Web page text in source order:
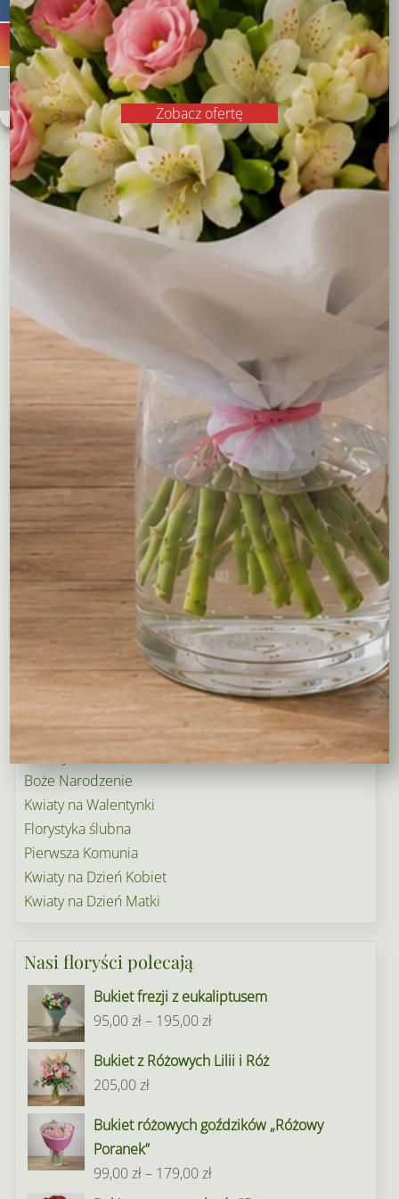
Odrzucam
Zobacz preferencje
Polityka plików cookiesPolityka prywatności
Wianek z kwiatów
mieszanych
137,00zł
Wybierz opcje
Wianek z kwiatów
kalanchoe
179,00 zł
Wybierz opcje
Kompozycje
Bukiety okolicznościowe
Kreatory bukietów
Flower boxy – kwiaty w pudełkach
Maskotki
Kosze kwiatowe
Balony
Tulipany
Kosze upominkowe
Wianki na wieczory panieńskie i nie tylko…
Wielkanoc
Wieńce i wiązanki pogrzebowe
Dekoracje na groby
Torty kwiatowe
Ogródek i balkon
Narodziny dziecka
Rośliny doniczkowe
Boże Narodzenie
Kwiaty na Walentynki
Florystyka ślubna
Pierwsza Komunia
Kwiaty na Dzień Kobiet
Kwiaty na Dzień Matki
Nasi floryści polecają
Bukiet frezji z eukaliptusem
95,00zł– 195,00złZakres
od
do
Bukiet z Różowych Lilii i Róż
205,00zł
Bukiet różowych goździków „Różowy
Poranek”
99,00zł– 179,00złZakres
Zobacz ofertę